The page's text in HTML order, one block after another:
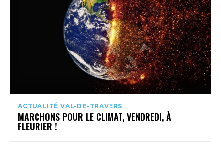
ACTUALITÉ VAL-DE-TRAVERS
MARCHONS POUR LE CLIMAT, VENDREDI, À
FLEURIER !